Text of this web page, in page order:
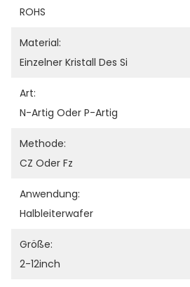
ROHS
Material:
Einzelner Kristall Des Si
Art:
N-Artig Oder P-Artig
Methode:
CZ Oder Fz
Anwendung:
Halbleiterwafer
Größe:
2-12inch